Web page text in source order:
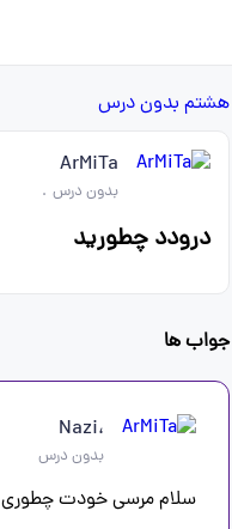
هشتم بدون درس
ArMiTa
بدون درس .
درودد چطورید
جواب ها
،Nazi
بدون درس
سلام مرسی خودت چطوری